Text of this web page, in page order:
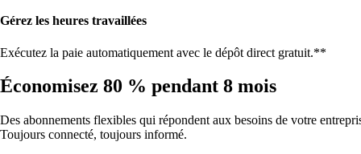
Gérez les heures travaillées
Exécutez la paie automatiquement avec le dépôt direct gratuit.**
Économisez 80 % pendant 8 mois
Des abonnements flexibles qui répondent aux besoins de votre
Toujours connecté, toujours informé.